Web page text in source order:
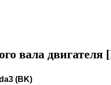
вала двигателя
(BK)